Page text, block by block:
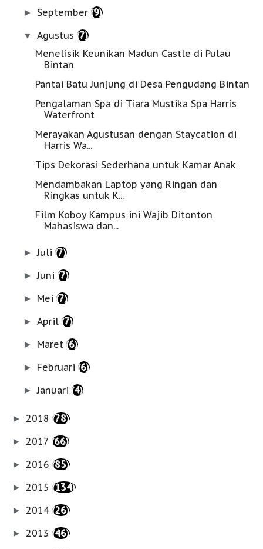
► September(9)
▼Agustus(7)
Menelisik Keunikan Madun Castle di Pulau
Bintan
Pantai Batu Junjung di Desa Pengudang Bintan
Pengalaman Spa di Tiara Mustika Spa Harris
Waterfront
Merayakan Agustusan dengan Staycation di
Harris Wa...
Tips Dekorasi Sederhana untuk Kamar Anak
Mendambakan Laptop yang Ringan dan
Ringkas untuk K...
Film Koboy Kampus ini Wajib Ditonton
Mahasiswa dan...
►Juli(7)
►Juni(7)
► Mei(7)
►April(7)
► Maret(6)
► Februari(6)
►Januari(4)
► 2018 (78)
► 2017 (66)
► 2016 (85)
► 2015 (134)
► 2014 (26)
► 2013 (46)